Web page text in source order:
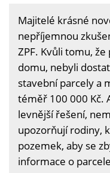
Majitelé krásné
nepříjemnou
ZPF. Kvůli tomu,
domu, nebyli
stavební parcely a
téměř 100 000 Kč.
levnější řešení,
upozorňují rodiny,
pozemek, aby se
informace o